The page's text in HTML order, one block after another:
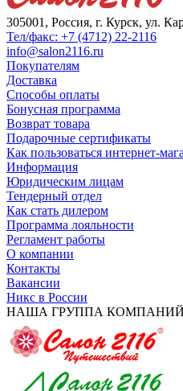
305001, Россия, г. Курск, ул.
Тел/факс: +7 (4712) 22-2116
info@salon2116.ru
Покупателям
Доставка
Способы оплаты
Бонусная программа
Возврат товара
Подарочные сертификаты
Как пользоваться интернет-
Информация
Юридическим лицам
Тендерный отдел
Как стать дилером
Программа лояльности
Регламент работы
О компании
Контакты
Вакансии
Никс в России
НАША ГРУППА КОМПАНИЙ